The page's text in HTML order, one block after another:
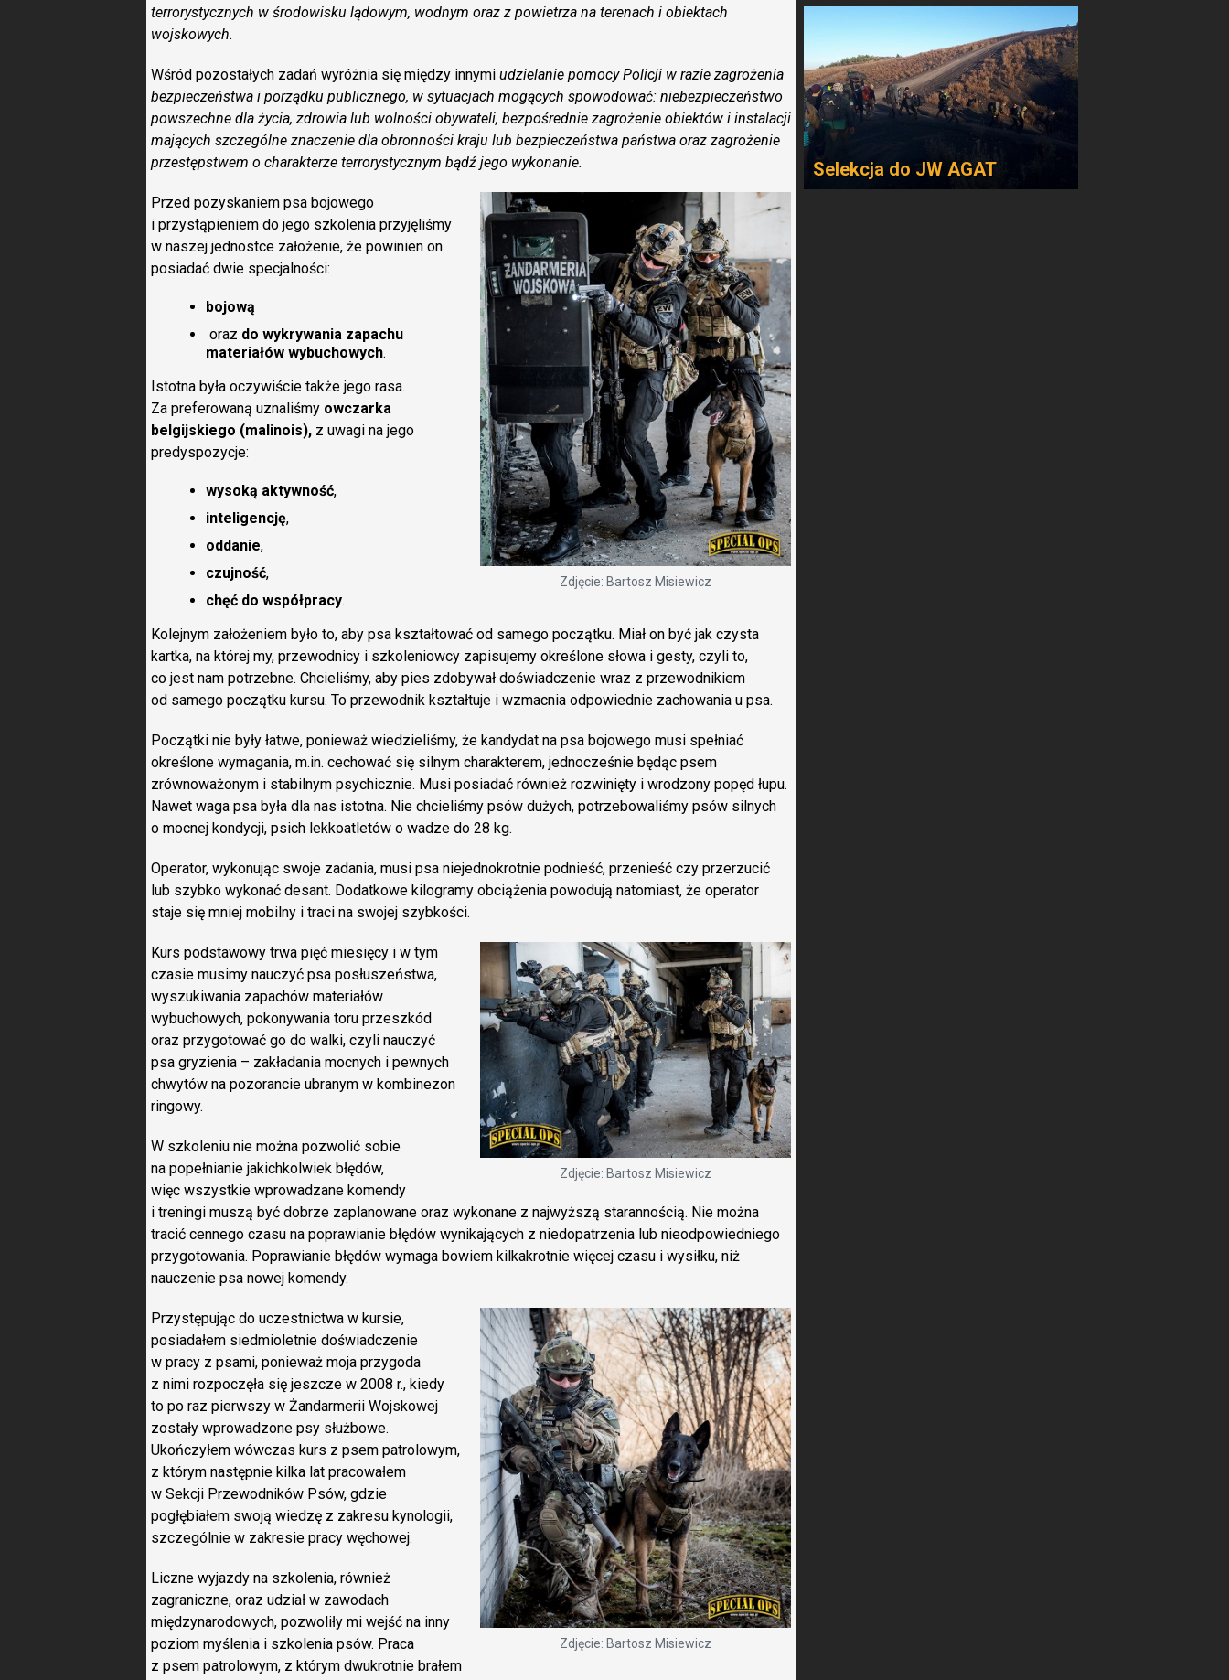
terrorystycznych w środowisku lądowym, wodnym oraz z powietrza na terenach i obiektach
wojskowych.
Wśród pozostałych zadań wyróżnia się między innymi udzielanie pomocy Policji w razie zagrożenia
bezpieczeństwa i porządku publicznego, w sytuacjach mogących spowodować: niebezpieczeństwo
powszechne dla życia, zdrowia lub wolności obywateli, bezpośrednie zagrożenie obiektów i instalacji
mających szczególne znaczenie dla obronności kraju lub bezpieczeństwa państwa oraz zagrożenie
przestępstwem o charakterze terrorystycznym bądź jego wykonanie.
Zdjęcie: Bartosz Misiewicz
Przed pozyskaniem psa bojowego
i przystąpieniem do jego szkolenia przyjęliśmy
w naszej jednostce założenie, że powinien on
posiadać dwie specjalności:
bojową
oraz do wykrywania zapachu
materiałów wybuchowych.
Istotna była oczywiście także jego rasa.
Za preferowaną uznaliśmy owczarka
belgijskiego (malinois), z uwagi na jego
predyspozycje:
wysoką aktywność,
inteligencję,
oddanie,
czujność,
chęć do współpracy.
Kolejnym założeniem było to, aby psa kształtować od samego początku. Miał on być jak czysta
kartka, na której my, przewodnicy i szkoleniowcy zapisujemy określone słowa i gesty, czyli to,
co jest nam potrzebne. Chcieliśmy, aby pies zdobywał doświadczenie wraz z przewodnikiem
od samego początku kursu. To przewodnik kształtuje i wzmacnia odpowiednie zachowania u psa.
Początki nie były łatwe, ponieważ wiedzieliśmy, że kandydat na psa bojowego musi spełniać
określone wymagania, m.in. cechować się silnym charakterem, jednocześnie będąc psem
zrównoważonym i stabilnym psychicznie. Musi posiadać również rozwinięty i wrodzony popęd łupu.
Nawet waga psa była dla nas istotna. Nie chcieliśmy psów dużych, potrzebowaliśmy psów silnych
o mocnej kondycji, psich lekkoatletów o wadze do 28 kg.
Operator, wykonując swoje zadania, musi psa niejednokrotnie podnieść, przenieść czy przerzucić
lub szybko wykonać desant. Dodatkowe kilogramy obciążenia powodują natomiast, że operator
staje się mniej mobilny i traci na swojej szybkości.
Zdjęcie: Bartosz Misiewicz
Kurs podstawowy trwa pięć miesięcy i w tym
czasie musimy nauczyć psa posłuszeństwa,
wyszukiwania zapachów materiałów
wybuchowych, pokonywania toru przeszkód
oraz przygotować go do walki, czyli nauczyć
psa gryzienia – zakładania mocnych i pewnych
chwytów na pozorancie ubranym w kombinezon
ringowy.
W szkoleniu nie można pozwolić sobie
na popełnianie jakichkolwiek błędów,
więc wszystkie wprowadzane komendy
i treningi muszą być dobrze zaplanowane oraz wykonane z najwyższą starannością. Nie można
tracić cennego czasu na poprawianie błędów wynikających z niedopatrzenia lub nieodpowiedniego
przygotowania. Poprawianie błędów wymaga bowiem kilkakrotnie więcej czasu i wysiłku, niż
nauczenie psa nowej komendy.
Zdjęcie: Bartosz Misiewicz
Przystępując do uczestnictwa w kursie,
posiadałem siedmioletnie doświadczenie
w pracy z psami, ponieważ moja przygoda
z nimi rozpoczęła się jeszcze w 2008 r., kiedy
to po raz pierwszy w Żandarmerii Wojskowej
zostały wprowadzone psy służbowe.
Ukończyłem wówczas kurs z psem patrolowym,
z którym następnie kilka lat pracowałem
w Sekcji Przewodników Psów, gdzie
pogłębiałem swoją wiedzę z zakresu kynologii,
szczególnie w zakresie pracy węchowej.
Liczne wyjazdy na szkolenia, również
zagraniczne, oraz udział w zawodach
międzynarodowych, pozwoliły mi wejść na inny
poziom myślenia i szkolenia psów. Praca
z psem patrolowym, z którym dwukrotnie brałem
Selekcja do JW AGAT